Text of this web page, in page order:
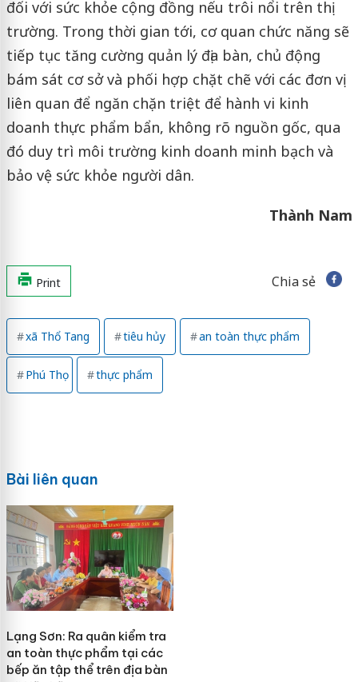
đối với sức khỏe cộng đồng nếu trôi nổi trên thị
trường. Trong thời gian tới, cơ quan chức năng sẽ
tiếp tục tăng cường quản lý địa bàn, chủ động
bám sát cơ sở và phối hợp chặt chẽ với các đơn vị
liên quan để ngăn chặn triệt để hành vi kinh
doanh thực phẩm bẩn, không rõ nguồn gốc, qua
đó duy trì môi trường kinh doanh minh bạch và
bảo vệ sức khỏe người dân.
Thành Nam
Print Chia sẻ
xã Thổ Tang tiêu hủy an toàn thực phẩm
Phú Thọ thực phẩm
Bài liên quan
Lạng Sơn: Ra quân kiểm tra
an toàn thực phẩm tại các
bếp ăn tập thể trên địa bàn